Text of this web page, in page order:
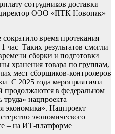
сотрудников доставки
ООО «ПТК Новопак»
сократило время протекания
час. Таких результатов смогли
сборки и подготовки
хранения товара по группам,
мест сборщиков-контролеров
С 2025 года мероприятия и
в федеральном
труда» нацпроекта
экономика». Нацпроект
экономического
– на ИТ-платформе